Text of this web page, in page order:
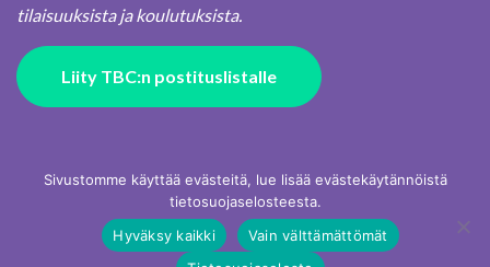
tilaisuuksista ja koulutuksista.
Liity TBC:n postituslistalle
Sivustomme käyttää evästeitä, lue lisää evästekäytännöistä
tietosuojaselosteesta.
Hyväksy kaikki
Vain välttämättömät